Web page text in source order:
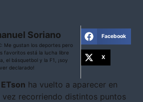
Soriano
Me gustan los deportes pero
favoritos está la lucha libre
el básquetbol y la F1, ¡soy
declarado!
Facebook
X
ETson ha vuelto a aparecer en
vez recorriendo distintos puntos